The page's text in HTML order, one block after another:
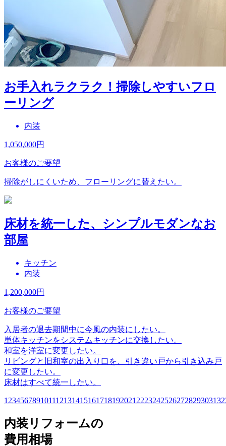
お手入れラクラク！掃除しやすいフロ
ーリング
内装
1,050,000円
お客様のご要望
掃除がしにくいため、フローリングに替えたい。
床材を統一した、シンプルモダンなお
部屋
キッチン
内装
1,200,000円
お客様のご要望
入居者の退去期間中に今風の内装にしたい。
単体キッチンをシステムキッチンに交換したい。
和室を洋室に変更したい。
リビングと旧和室の出入り口を、引き違い戸から引き込み戸
に変更したい。
床材はすべて統一したい。
1 23456789101112131415161718192021 2223242526272829303132
内装リフォームの
費用相場